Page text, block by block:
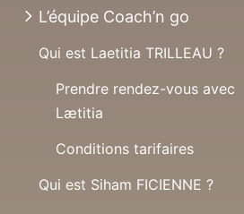
L’équipe Coach’n go
Qui est Laetitia TRILLEAU ?
Prendre rendez-vous avec
Lætitia
Conditions tarifaires
Qui est Siham FICIENNE ?